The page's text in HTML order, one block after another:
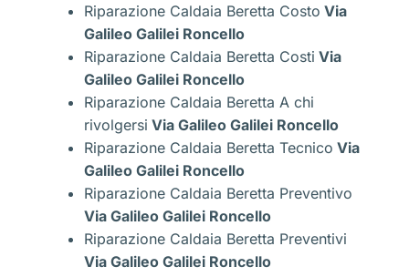
Riparazione Caldaia Beretta Costo Via
Galileo Galilei Roncello
Riparazione Caldaia Beretta Costi Via
Galileo Galilei Roncello
Riparazione Caldaia Beretta A chi
rivolgersi Via Galileo Galilei Roncello
Riparazione Caldaia Beretta Tecnico Via
Galileo Galilei Roncello
Riparazione Caldaia Beretta Preventivo
Via Galileo Galilei Roncello
Riparazione Caldaia Beretta Preventivi
Via Galileo Galilei Roncello